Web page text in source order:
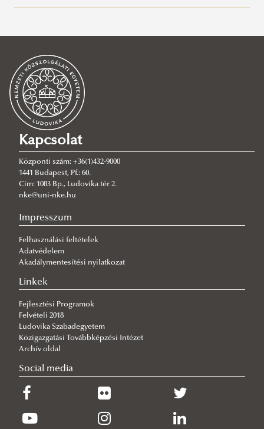
Köszöntő
Történet
A Kar története
A kar vezetése
Szervezet
Szervezeti ábra
Kari Ügyrend
Kari Tanács
Kari Tanács tagjai
Kari Tanács ügyrendje
Kari Tanács munkarendje
2023
2022
Kari Tanács TEDÖR
Kari Tanács választás – 2016
Kari Tanács választás – 2022
Kari Tanács választás – 2026
Minőségbiztosítás
Kari Minőségügyi Bizottság
Szabályzatok, dokumentumok
Hírek
Kiadványok
Letöltések
Elérhetőségek
Kapcsolat
Központi szám: +36(1)432-9000
1441 Budapest, Pf.: 60.
Cím: 1083 Bp., Ludovika tér 2.
nke@uni-nke.hu
Impresszum
Felhasználási feltételek
Adatvédelem
Akadálymentesítési nyilatkozat
Linkek
Fejlesztési Programok
Felvételi 2018
Ludovika Szabadegyetem
Közigazgatási Továbbképzési Intézet
Archív oldal
Social media